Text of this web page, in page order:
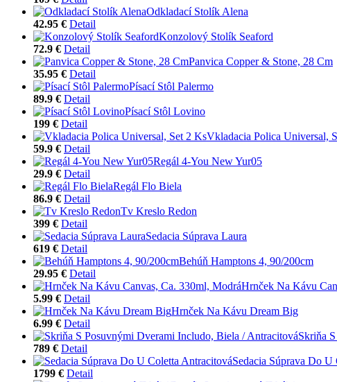
Odkladací Stolík Alena
42.95 € Detail
Konzolový Stolík Seaford
72.9 € Detail
Panvica Copper & Stone, 28 Cm
35.95 € Detail
Písací Stôl Palermo
89.9 € Detail
Písací Stôl Lovino
199 € Detail
Vkladacia Polica Universal,
59.9 € Detail
Regál 4-You New Yur05
29.9 € Detail
Regál Flo Biela
86.9 € Detail
Tv Kreslo Redon
399 € Detail
Sedacia Súprava Laura
619 € Detail
Behúň Hamptons 4, 90/200cm
29.95 € Detail
Hrnček Na Kávu
5.99 € Detail
Hrnček Na Kávu Dream Big
6.99 € Detail
Skriňa
789 € Detail
Sedacia Súprava Do
1799 € Detail